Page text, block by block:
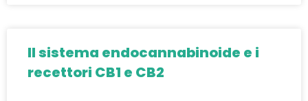
Il sistema endocannabinoide e i
recettori CB1 e CB2